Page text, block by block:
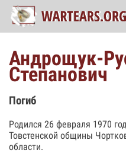
Андрощук-
Степанович
Погиб
Родился 26 февраля 1970
Товстенской общины
области.